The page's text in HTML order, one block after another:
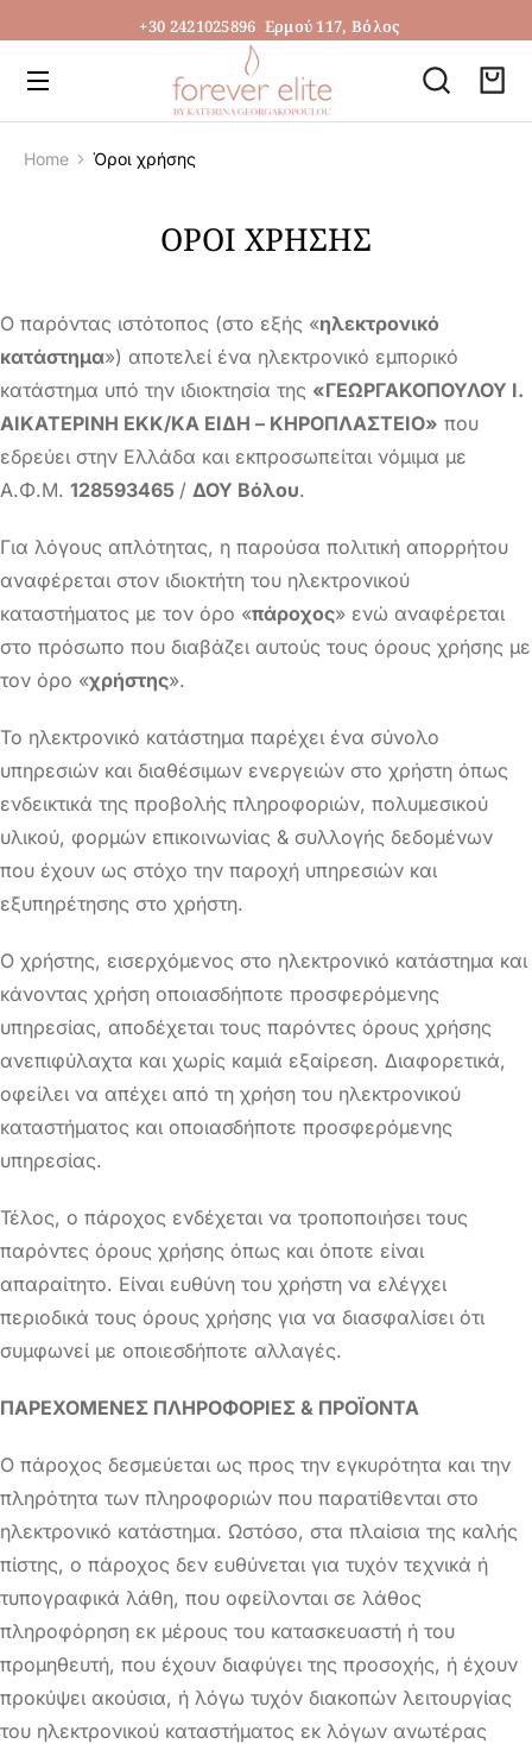
+30 2421025896 Ερμού 117, Βόλος
You are here:
Home Όροι χρήσης
ΌΡΟΙ ΧΡΉΣΗΣ
Ο παρόντας ιστότοπος (στο εξής «ηλεκτρονικό
κατάστημα») αποτελεί ένα ηλεκτρονικό εμπορικό
κατάστημα υπό την ιδιοκτησία της «ΓΕΩΡΓΑΚΟΠΟΥΛΟΥ Ι.
ΑΙΚΑΤΕΡΙΝΗ ΕΚΚ/ΚΑ ΕΙΔΗ – ΚΗΡΟΠΛΑΣΤΕΙΟ» που
εδρεύει στην Ελλάδα και εκπροσωπείται νόμιμα με
Α.Φ.Μ. 128593465 / ΔΟΥ Βόλου.
Για λόγους απλότητας, η παρούσα πολιτική απορρήτου
αναφέρεται στον ιδιοκτήτη του ηλεκτρονικού
καταστήματος με τον όρο «πάροχος» ενώ αναφέρεται
στο πρόσωπο που διαβάζει αυτούς τους όρους χρήσης με
τον όρο «χρήστης».
Το ηλεκτρονικό κατάστημα παρέχει ένα σύνολο
υπηρεσιών και διαθέσιμων ενεργειών στο χρήστη όπως
ενδεικτικά της προβολής πληροφοριών, πολυμεσικού
υλικού, φορμών επικοινωνίας & συλλογής δεδομένων
που έχουν ως στόχο την παροχή υπηρεσιών και
εξυπηρέτησης στο χρήστη.
Ο χρήστης, εισερχόμενος στο ηλεκτρονικό κατάστημα και
κάνοντας χρήση οποιασδήποτε προσφερόμενης
υπηρεσίας, αποδέχεται τους παρόντες όρους χρήσης
ανεπιφύλαχτα και χωρίς καμιά εξαίρεση. Διαφορετικά,
οφείλει να απέχει από τη χρήση του ηλεκτρονικού
καταστήματος και οποιασδήποτε προσφερόμενης
υπηρεσίας.
Τέλος, ο πάροχος ενδέχεται να τροποποιήσει τους
παρόντες όρους χρήσης όπως και όποτε είναι
απαραίτητο. Είναι ευθύνη του χρήστη να ελέγχει
περιοδικά τους όρους χρήσης για να διασφαλίσει ότι
συμφωνεί με οποιεσδήποτε αλλαγές.
ΠΑΡΕΧΟΜΕΝΕΣ ΠΛΗΡΟΦΟΡΙΕΣ & ΠΡΟΪΟΝΤΑ
Ο πάροχος δεσμεύεται ως προς την εγκυρότητα και την
πληρότητα των πληροφοριών που παρατίθενται στο
ηλεκτρονικό κατάστημα. Ωστόσο, στα πλαίσια της καλής
πίστης, ο πάροχος δεν ευθύνεται για τυχόν τεχνικά ή
τυπογραφικά λάθη, που οφείλονται σε λάθος
πληροφόρηση εκ μέρους του κατασκευαστή ή του
προμηθευτή, που έχουν διαφύγει της προσοχής, ή έχουν
προκύψει ακούσια, ή λόγω τυχόν διακοπών λειτουργίας
του ηλεκτρονικού καταστήματος εκ λόγων ανωτέρας